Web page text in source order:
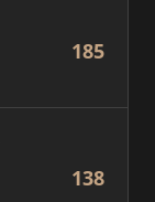
185
138